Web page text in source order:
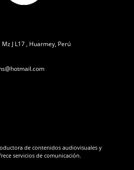
J L17 , Huarmey, Perú
de contenidos audiovisuales y
servicios de comunicación.